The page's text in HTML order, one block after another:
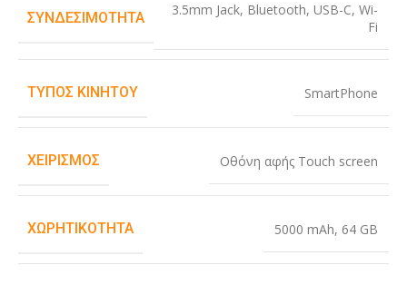
ΣΥΝΔΕΣΙΜΌΤΗΤΑ 3.5mm Jack, Bluetooth, USB-C, Wi-
Fi
ΤΎΠΟΣ ΚΙΝΗΤΟΎ SmartPhone
ΧΕΙΡΙΣΜΌΣ Οθόνη αφής Touch screen
ΧΩΡΗΤΙΚΌΤΗΤΑ 5000 mAh, 64 GB